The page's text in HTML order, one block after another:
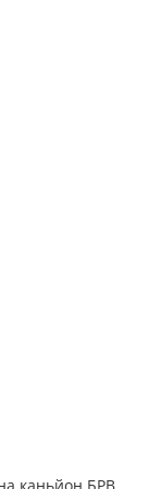
каньйон БРВ